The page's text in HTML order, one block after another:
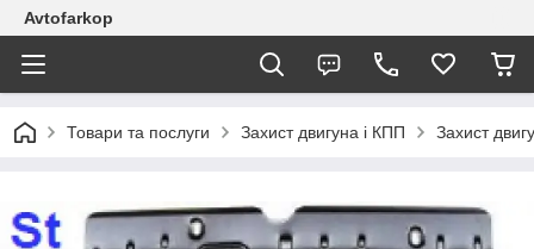
Avtofarkop
Товари та послуги Захист двигуна і КПП Захист